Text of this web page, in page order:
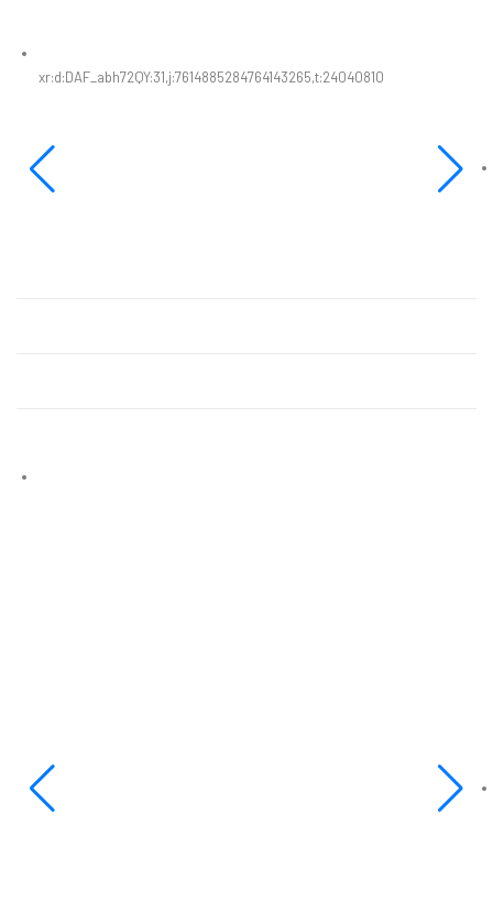
xr:d:DAF_abh72QY:31,j:7614885284764143265,t:24040810